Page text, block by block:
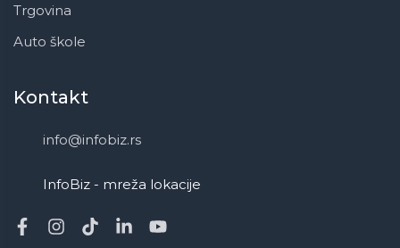
Trgovina
Auto škole
Kontakt
info@infobiz.rs
InfoBiz - mreža lokacije